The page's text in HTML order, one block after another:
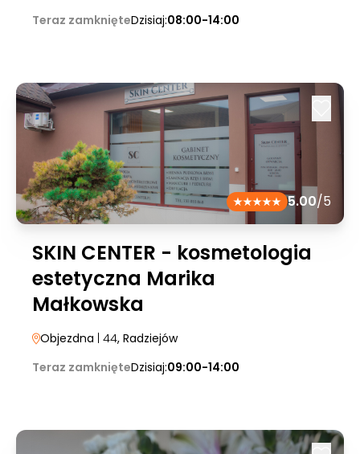
Teraz zamknięteDzisiaj:08:00-14:00
5.00/5
SKIN CENTER - kosmetologia
estetyczna Marika
Małkowska
Objezdna | 44, Radziejów
Teraz zamknięteDzisiaj:09:00-14:00